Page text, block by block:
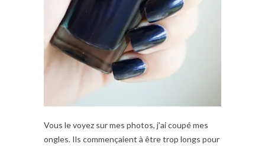
Vous le voyez sur mes photos, j’ai coupé mes
ongles. Ils commençaient à être trop longs pour